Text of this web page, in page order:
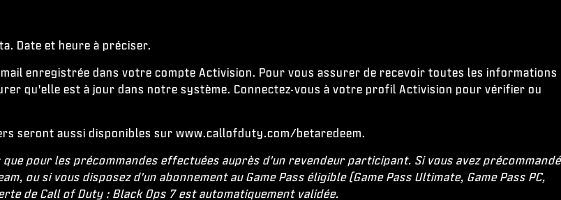
Date et heure à préciser.
enregistrée dans votre compte Activision. Pour vous assurer de recevoir toutes les informations
qu'elle est à jour dans notre système. Connectez-vous à votre profil Activision pour vérifier ou
seront aussi disponibles sur www.callofduty.com/betaredeem.
pour les précommandes effectuées auprès d'un revendeur participant. Si vous avez précommandé
ou si vous disposez d'un abonnement au Game Pass éligible (Game Pass Ultimate, Game Pass PC,
de Call of Duty : Black Ops 7 est automatiquement validée.